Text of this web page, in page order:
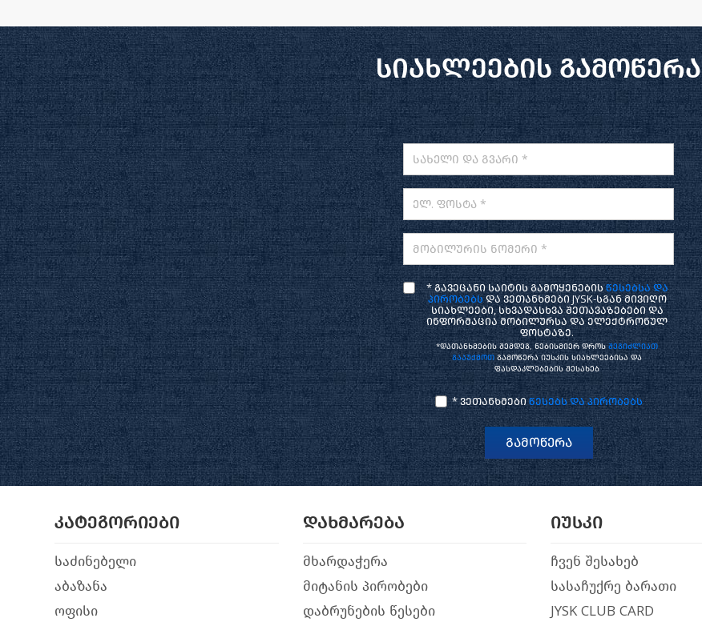
სიახლეების გამოწერა
სახელი და გვარი *
ელ. ფოსტა *
მობილურის ნომერი *
* გავეცანი საიტის გამოყენებისწესებსა და
პირობებსდა ვეთანხმები JYSK-სგან მივიღო
სიახლეები, სხვადასხვა შეთავაზებები და
ინფორმაცია მობილურსა და ელექტრონულ
ფოსტაზე.
*დათანხმების შემდეგ, ნებისმიერ დროსშეგიძლიათ
გააუქმოთ გამოწერა იუსკის სიახლეებისა და
ფასდაკლებების შესახებ
* ვეთანხმებიწესებს და პირობებს
გამოწერა
კატეგორიები
საძინებელი
აბაზანა
ოფისი
დახმარება
მხარდაჭერა
მიტანის პირობები
დაბრუნების წესები
იუსკი
ჩვენ შესახებ
სასაჩუქრე ბარათი
JYSK CLUB CARD